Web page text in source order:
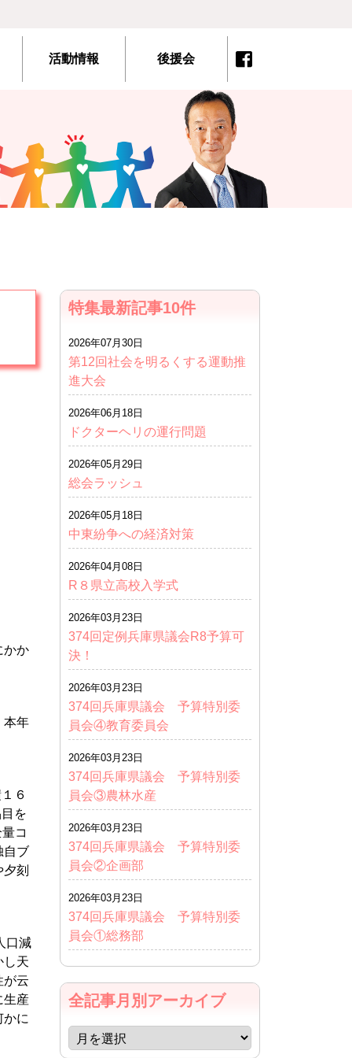
活動情報 後援会
かか
本年
６
を
コ
自ブ
刻
口減
し天
が云
生産
に
特集最新記事10件
2026年07月30日
第12回社会を明るくする運動推
進大会
2026年06月18日
ドクターヘリの運行問題
2026年05月29日
総会ラッシュ
2026年05月18日
中東紛争への経済対策
2026年04月08日
R８県立高校入学式
2026年03月23日
374回定例兵庫県議会R8予算可
決！
2026年03月23日
374回兵庫県議会 予算特別委
員会④教育委員会
2026年03月23日
374回兵庫県議会 予算特別委
員会③農林水産
2026年03月23日
374回兵庫県議会 予算特別委
員会②企画部
2026年03月23日
374回兵庫県議会 予算特別委
員会①総務部
全記事月別アーカイブ